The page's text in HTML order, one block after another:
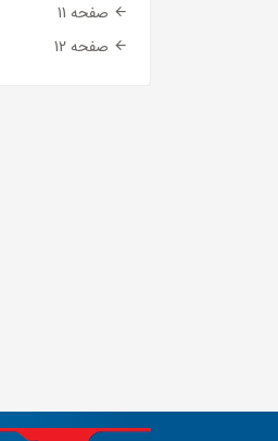
صفحه 11
صفحه 12